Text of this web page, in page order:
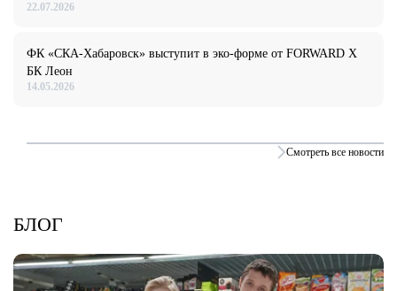
22.07.2026
14.05.2026
ФК «СКА-Хабаровск» выступит в эко-форме от FORWARD X
БК Леон
Смотреть все новости
БЛОГ